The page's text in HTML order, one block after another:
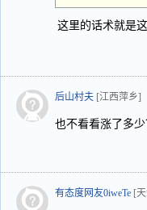
这里的话术就是
后山村夫 [江西萍乡]
也不看看涨了多
有态度网友0iweTe [